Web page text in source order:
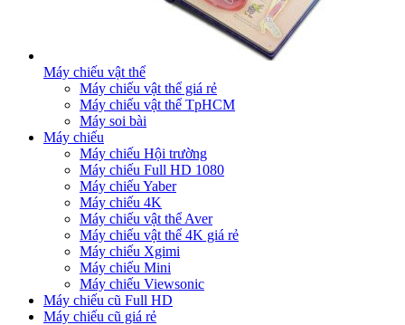
Máy chiếu vật thể
Máy chiếu vật thể giá rẻ
Máy chiếu vật thể TpHCM
Máy soi bài
Máy chiếu
Máy chiếu Hội trường
Máy chiếu Full HD 1080
Máy chiếu Yaber
Máy chiếu 4K
Máy chiếu vật thể Aver
Máy chiếu vật thể 4K giá rẻ
Máy chiếu Xgimi
Máy chiếu Mini
Máy chiếu Viewsonic
Máy chiếu cũ Full HD
Máy chiếu cũ giá rẻ